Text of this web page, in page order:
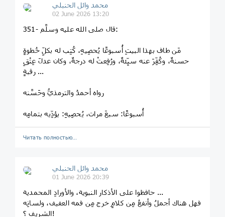
محمد وائل الحنبلي
02 June 2026 13:20
351- قال صلى الله عليه وسلَّم:
مَن طاف بهذا البيتِ أُسبوعًا يُحصِيهِ، كُتِب له بكلِّ خُطوةٍ
حسنةٌ، وكُفِّرَ عنه سيِّئةٌ، ورُفِعتْ له درجةٌ، وكان عدلَ عِتْقِ
رقبةٍ ...
رواه أحمدُ والترمذيُّ وحَسَّنه
أُسبوعًا: سبعَ مرات، يُحصِيهِ: يؤدِّيه بتمامِه
Читать полностью…
محمد وائل الحنبلي
01 June 2026 20:39
حافظوا على الأذكار النبوية، والأورادِ المحمدية ...
فهل هناك أجملُ وأنفعُ مِن كلامٍ خرج مِن فمه العفيف، ولسانِه
الشريف ؟!